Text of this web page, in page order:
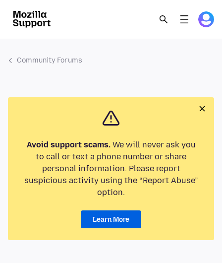
Community Forums
Avoid support scams.We will never ask you
to call or text a phone number or share
personal information. Please report
suspicious activity using the “Report Abuse”
option.
Learn More